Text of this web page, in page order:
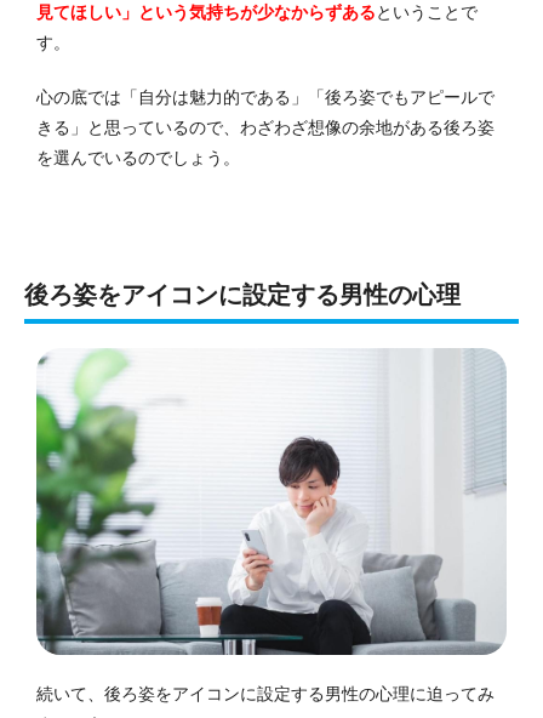
見てほしい」という気持ちが少なからずあるということで
す。
心の底では「自分は魅力的である」「後ろ姿でもアピールで
きる」と思っているので、わざわざ想像の余地がある後ろ姿
を選んでいるのでしょう。
後ろ姿をアイコンに設定する男性の心理
続いて、後ろ姿をアイコンに設定する男性の心理に迫ってみ